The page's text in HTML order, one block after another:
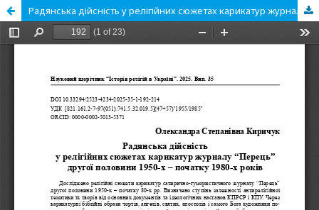
Радянська дійсність у релігійних сюжетах карикатур журналу “Перець” другої половини 1950-х – початку 1980-х років